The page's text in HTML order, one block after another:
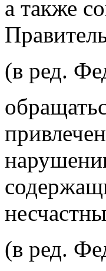
а также
(в ред.
(в ред.